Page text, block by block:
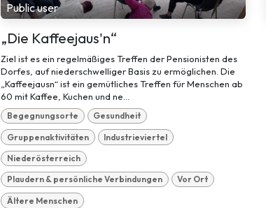
Public user
„Die Kaffeejaus'n“
Ziel ist es ein regelmäßiges Treffen der Pensionisten des
Dorfes, auf niederschwelliger Basis zu ermöglichen. Die
„Kaffeejausn“ ist ein gemütliches Treffen für Menschen ab
60 mit Kaffee, Kuchen und ne...
Begegnungsorte Gesundheit
Gruppenaktivitäten Industrieviertel
Niederösterreich
Plaudern & persönliche Verbindungen Vor Ort
Ältere Menschen